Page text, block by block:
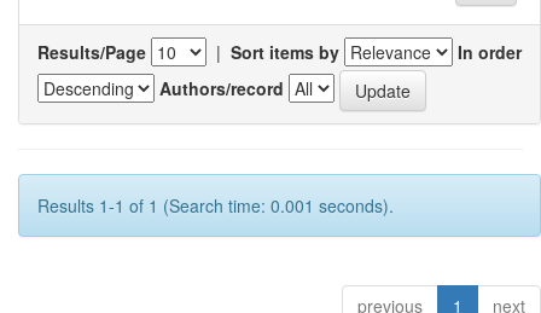
Results/Page | Sort items by
In order
Authors/record
Results 1-1 of 1 (Search time: 0.001 seconds).
previous 1 next